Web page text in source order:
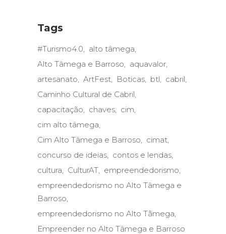
Tags
#Turismo4.0
alto tâmega
Alto Tâmega e Barroso
aquavalor
artesanato
ArtFest Boticas btl
cabril
Caminho Cultural de Cabril
capacitação
chaves
cim
cim alto tâmega
Cim Alto Tâmega e Barroso
cimat
concurso de ideias
contos e lendas
cultura
CulturAT
empreendedorismo
empreendedorismo no Alto Tâmega e
Barroso
empreendedorismo no Alto Tãmega
Empreender no Alto Tâmega e Barroso